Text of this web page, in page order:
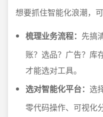
想要抓住智能化浪潮，
梳理业务流程： 先搞
账？选品？广告？库
才能选对工具。
选对智能化平台： 选
零代码操作、可视化